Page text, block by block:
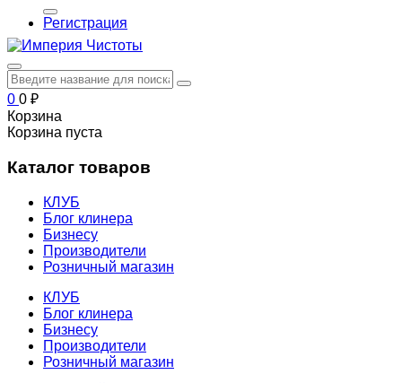
Регистрация
0 0 ₽
Корзина
Корзина пуста
Каталог товаров
КЛУБ
Блог клинера
Бизнесу
Производители
Розничный магазин
КЛУБ
Блог клинера
Бизнесу
Производители
Розничный магазин